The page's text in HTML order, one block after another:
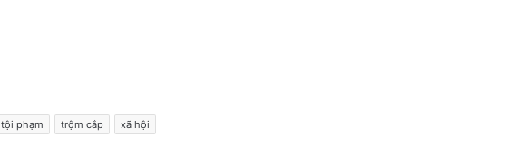
tội phạm trộm cắp xã hội